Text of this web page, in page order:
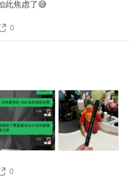
此焦虑了😅
0
0